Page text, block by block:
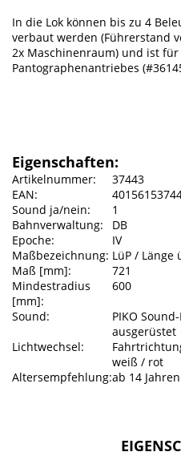
In die Lok können bis zu 4
verbaut werden (Führerstand
2x Maschinenraum) und ist
Pantographenantriebes
Eigenschaften:
Artikelnummer:
37443
EAN:
Sound ja/nein:
1
Bahnverwaltung:
DB
Epoche:
IV
Maßbezeichnung: LüP / Länge
Maß [mm]:
721
Mindestradius
[mm]:
600
Sound:
PIKO
ausgerüstet
Lichtwechsel:
weiß / rot
Altersempfehlung:ab 14 Jahren